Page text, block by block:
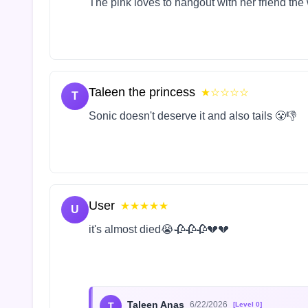
T Taleen the princess ★☆☆☆☆
Sonic doesn't deserve it and also tails 😤👎
U User ★★★★★
it's almost died😭🥀🥀🥀💔💔
T Taleen Anas 6/22/2026 [Level 0]